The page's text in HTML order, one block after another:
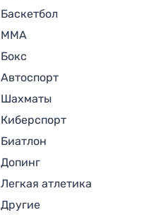
Баскетбол
MMA
Бокс
Автоспорт
Шахматы
Киберспорт
Биатлон
Допинг
Легкая атлетика
Другие